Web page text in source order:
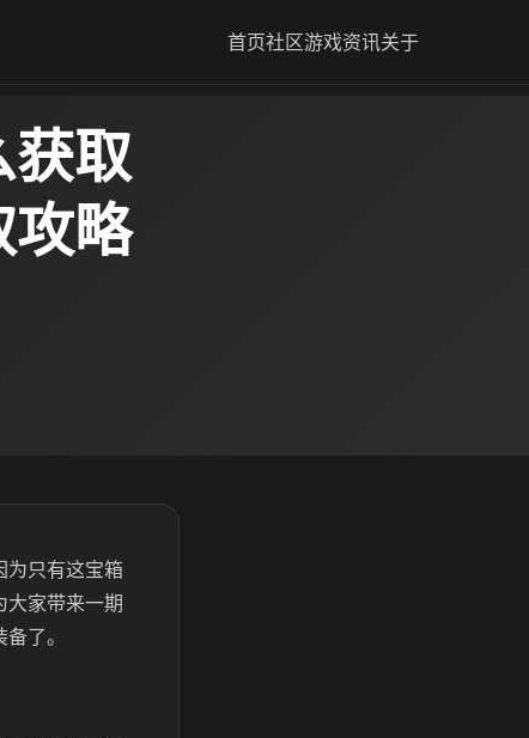
首页社区游戏资讯关于
获取
攻略
为只有这宝箱
大家带来一期
了。